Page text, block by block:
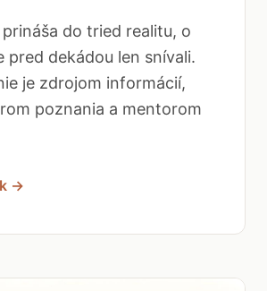
do tried realitu, o
pred dekádou len snívali.
je zdrojom informácií,
poznania a mentorom
→